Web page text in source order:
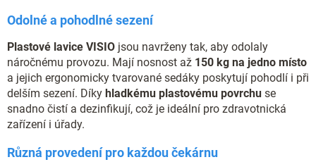
Odolné a pohodlné sezení
Plastové lavice VISIO jsou navrženy tak, aby odolaly
náročnému provozu. Mají nosnost až 150 kg na jedno místo
a jejich ergonomicky tvarované sedáky poskytují pohodlí i při
delším sezení. Díky hladkému plastovému povrchu se
snadno čistí a dezinfikují, což je ideální pro zdravotnická
zařízení i úřady.
Různá provedení pro každou čekárnu